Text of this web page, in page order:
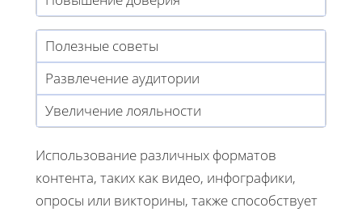
Полезные советы
Развлечение аудитории
Увеличение лояльности
Использование различных форматов
контента, таких как видео, инфографики,
опросы или викторины, также способствует